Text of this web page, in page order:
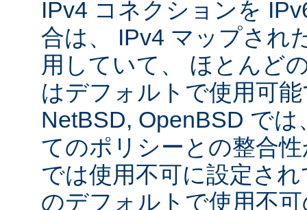
IPv4 コネクションを
合は、 IPv4 マップされ
用していて、 ほとんど
はデフォルトで使用可
NetBSD, OpenBSD で
てのポリシーとの整合
では使用不可に設定さ
のデフォルトで使用不